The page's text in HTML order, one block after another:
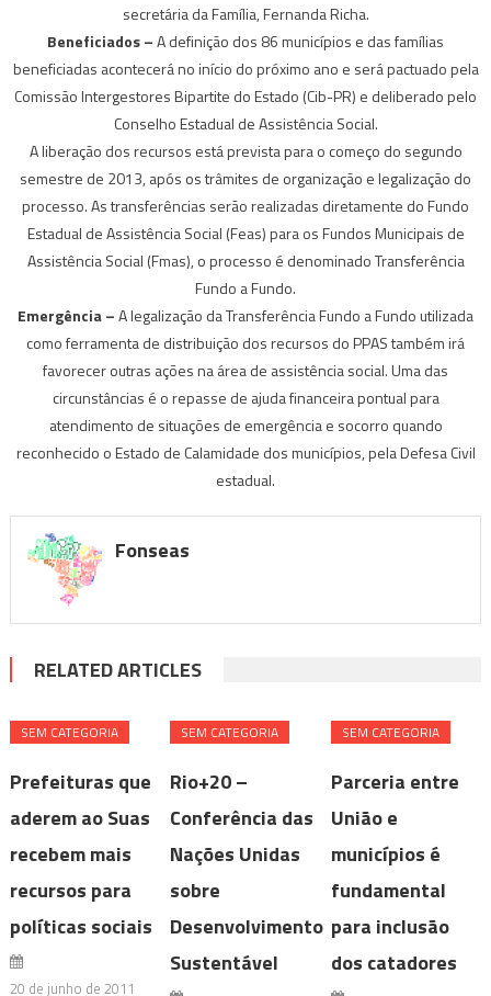
secretária da Família, Fernanda Richa.
Beneficiados –A definição dos 86 municípios e das famílias
beneficiadas acontecerá no início do próximo ano e será pactuado pela
Comissão Intergestores Bipartite do Estado (Cib-PR) e deliberado pelo
Conselho Estadual de Assistência Social.
A liberação dos recursos está prevista para o começo do segundo
semestre de 2013, após os trâmites de organização e legalização do
processo. As transferências serão realizadas diretamente do Fundo
Estadual de Assistência Social (Feas) para os Fundos Municipais de
Assistência Social (Fmas), o processo é denominado Transferência
Fundo a Fundo.
Emergência –A legalização da Transferência Fundo a Fundo utilizada
como ferramenta de distribuição dos recursos do PPAS também irá
favorecer outras ações na área de assistência social. Uma das
circunstâncias é o repasse de ajuda financeira pontual para
atendimento de situações de emergência e socorro quando
reconhecido o Estado de Calamidade dos municípios, pela Defesa Civil
estadual.
Fonseas
RELATED ARTICLES
SEM CATEGORIA
Prefeituras que
aderem ao Suas
recebem mais
recursos para
políticas sociais
20 de junho de 2011
SEM CATEGORIA
Rio+20 –
Conferência das
Nações Unidas
sobre
Desenvolvimento
Sustentável
SEM CATEGORIA
Parceria entre
União e
municípios é
fundamental
para inclusão
dos catadores